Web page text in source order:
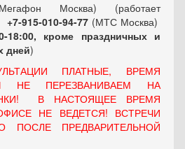
Москва) (работает
+7-915-010-94-77 (МТС Москва)
кроме праздничных и
дней)
ПЛАТНЫЕ, ВРЕМЯ
НЕ ПЕРЕЗВАНИВАЕМ НА
В НАСТОЯЩЕЕ ВРЕМЯ
НЕ ВЕДЕТСЯ! ВСТРЕЧИ
ПОСЛЕ ПРЕДВАРИТЕЛЬНОЙ